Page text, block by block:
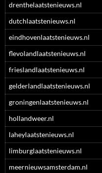
drenthelaatstenieuws.nl
dutchlaatstenieuws.nl
eindhovenlaatstenieuws.nl
flevolandlaatstenieuws.nl
frieslandlaatstenieuws.nl
gelderlandlaatstenieuws.nl
groningenlaatstenieuws.nl
hollandweer.nl
laheylaatstenieuws.nl
limburglaatstenieuws.nl
meernieuwsamsterdam.nl